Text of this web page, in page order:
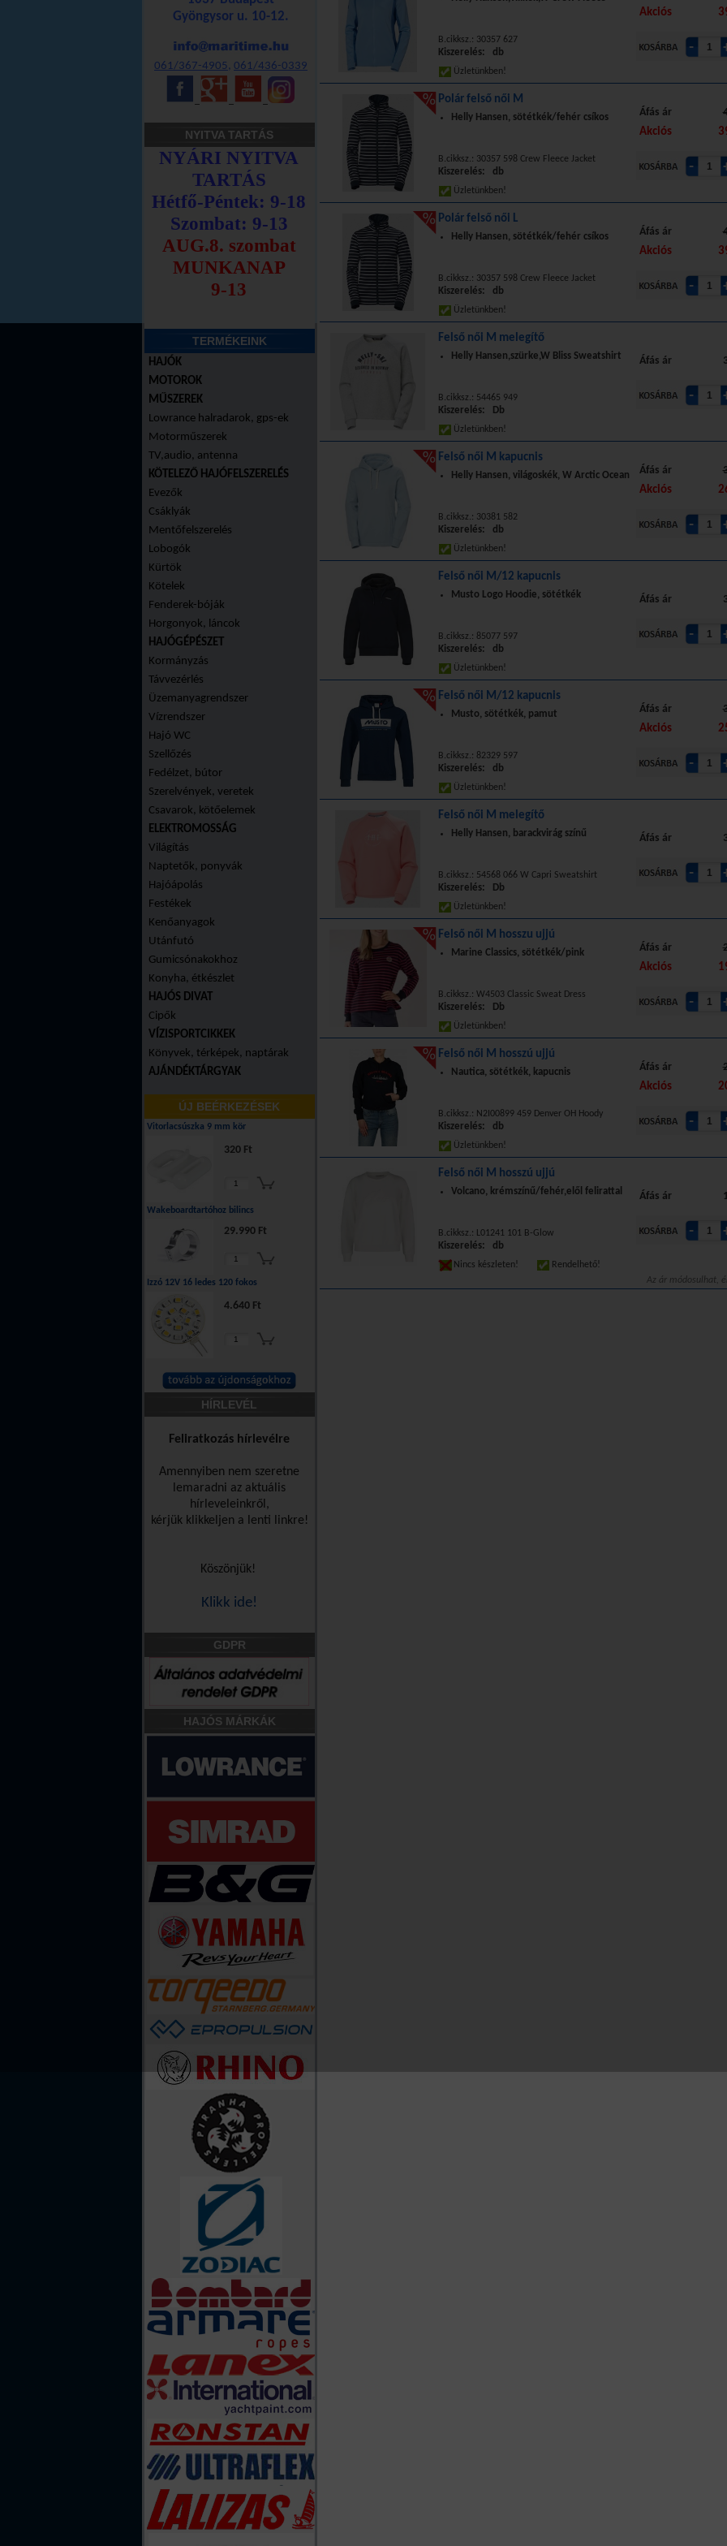
Gyöngysor u. 10-12.
061/367-4905, 061/436-0339
NYITVA TARTÁS
TERMÉKEINK
HAJÓK
MOTOROK
MŰSZEREK
Lowrance halradarok, gps-ek
Motorműszerek
TV,audio, antenna
KÖTELEZŐ HAJÓFELSZERELÉS
Evezők
Csáklyák
Mentőfelszerelés
Lobogók
Kürtök
Kötelek
Fenderek-bóják
Horgonyok, láncok
HAJÓGÉPÉSZET
Kormányzás
Távvezérlés
Üzemanyagrendszer
Vízrendszer
Hajó WC
Szellőzés
Fedélzet, bútor
Szerelvények, veretek
Csavarok, kötőelemek
ELEKTROMOSSÁG
Világítás
Naptetők, ponyvák
Hajóápolás
Festékek
Kenőanyagok
Utánfutó
Gumicsónakokhoz
Konyha, étkészlet
HAJÓS DIVAT
Cipők
VÍZISPORTCIKKEK
Könyvek, térképek, naptárak
AJÁNDÉKTÁRGYAK
ÚJ BEÉRKEZÉSEK
Vitorlacsúszka 9 mm kör
320 Ft
Wakeboardtartóhoz bilincs
29.990 Ft
Izzó 12V 16 ledes 120 fokos
4.640 Ft
HÍRLEVÉL
Feliratkozás hírlevélre
Amennyiben nem szeretne
lemaradni az aktuális
hírleveleinkről,
kérjük klikkeljen a lenti linkre!
Köszönjük!
Klikk ide!
GDPR
HAJÓS MÁRKÁK
Akciós
B.cikksz.: 30357 627
Kiszerelés: db
Üzletünkben!
Polár felső női M
Áfás ár
Akciós
Helly Hansen, sötétkék/fehér csíkos
B.cikksz.: 30357 598 Crew Fleece Jacket
Kiszerelés: db
Üzletünkben!
Polár felső női L
Áfás ár
Akciós
Helly Hansen, sötétkék/fehér csíkos
B.cikksz.: 30357 598 Crew Fleece Jacket
Kiszerelés: db
Üzletünkben!
Felső női M melegítő
Áfás ár
Helly Hansen,szürke,W Bliss Sweatshirt
B.cikksz.: 54465 949
Kiszerelés: Db
Üzletünkben!
Felső női M kapucnis
Áfás ár
Akciós
Helly Hansen, világoskék, W Arctic Ocean
B.cikksz.: 30381 582
Kiszerelés: db
Üzletünkben!
Felső női M/12 kapucnis
Áfás ár
Musto Logo Hoodie, sötétkék
B.cikksz.: 85077 597
Kiszerelés: db
Üzletünkben!
Felső női M/12 kapucnis
Áfás ár
Akciós
Musto, sötétkék, pamut
B.cikksz.: 82329 597
Kiszerelés: db
Üzletünkben!
Felső női M melegítő
Áfás ár
Helly Hansen, barackvirág színű
B.cikksz.: 54568 066 W Capri Sweatshirt
Kiszerelés: Db
Üzletünkben!
Felső női M hosszu ujjú
Áfás ár
Akciós
Marine Classics, sötétkék/pink
B.cikksz.: W4503 Classic Sweat Dress
Kiszerelés: Db
Üzletünkben!
Felső női M hosszú ujjú
Áfás ár
Akciós
Nautica, sötétkék, kapucnis
B.cikksz.: N2I00899 459 Denver OH Hoody
Kiszerelés: db
Üzletünkben!
Felső női M hosszú ujjú
Áfás ár
Volcano, krémszínű/fehér,elől felirattal
B.cikksz.: L01241 101 B-Glow
Kiszerelés: db
Nincs készleten!
Rendelhető!
Az ár módosulhat,